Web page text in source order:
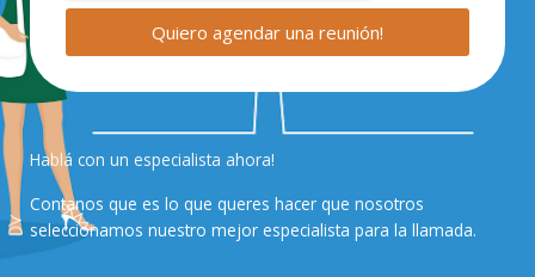
Hablá con un especialista ahora!
Contanos que es lo que queres hacer que nosotros
seleccionamos nuestro mejor especialista para la llamada.
Quiero agendar una reunión!